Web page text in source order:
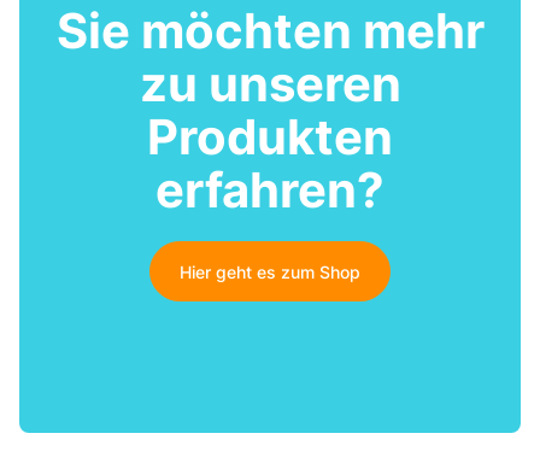
Sie möchten mehr
zu unseren
Produkten
erfahren?
Hier geht es zum Shop